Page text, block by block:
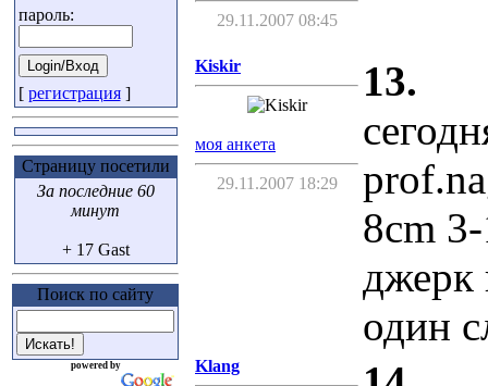
пароль:
[ регистрация]
Страницу посетили
За последние 60
минут
+ 17 Gast
Поиск по сайту
powered by
29.11.2007 08:45
Kiskir
моя анкета
29.11.2007 18:29
13.
8cm
джерк
один
Klang